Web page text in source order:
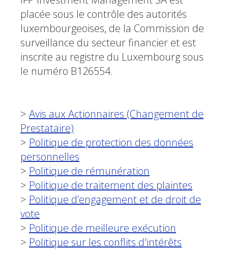
placée sous le contrôle des autorités
luxembourgeoises, de la Commission de
surveillance du secteur financier et est
inscrite au registre du Luxembourg sous
le numéro B126554.
> Avis aux Actionnaires (Changement de
Prestataire)
> Politique de protection des données
personnelles
> Politique de rémunération
> Politique de traitement des plaintes
> Politique d’engagement et de droit de
vote
> Politique de meilleure exécution
> Politique sur les conflits d'intérêts